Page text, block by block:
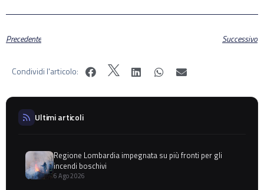
Precedente Successivo
Condividi l'articolo:
Ultimi articoli
Regione Lombardia impegnata su più fronti per gli
incendi boschivi
6 Ago 2026